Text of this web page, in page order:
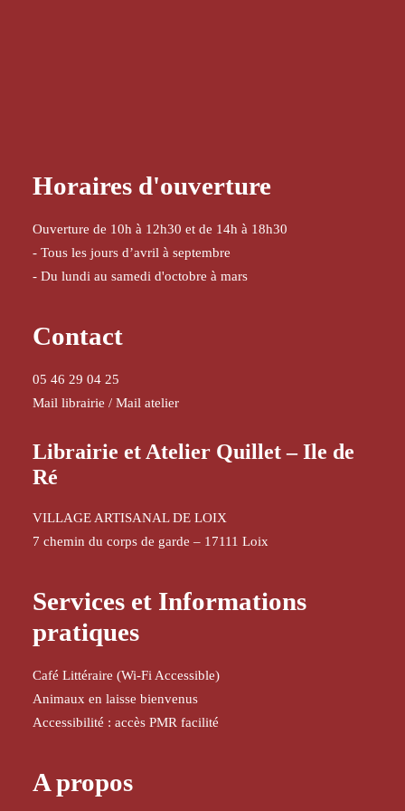
Horaires d'ouverture
Ouverture de 10h à 12h30 et de 14h à 18h30
- Tous les jours d’avril à septembre
- Du lundi au samedi d'octobre à mars
Contact
05 46 29 04 25
Mail librairie / Mail atelier
Librairie et Atelier Quillet – Ile de
Ré
VILLAGE ARTISANAL DE LOIX
7 chemin du corps de garde – 17111 Loix
Services et Informations
pratiques
Café Littéraire (Wi-Fi Accessible)
Animaux en laisse bienvenus
Accessibilité : accès PMR facilité
A propos